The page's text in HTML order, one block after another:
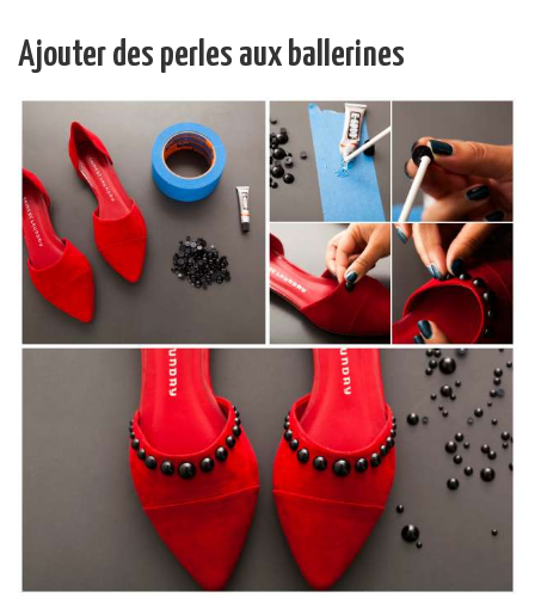
Ajouter des perles aux ballerines